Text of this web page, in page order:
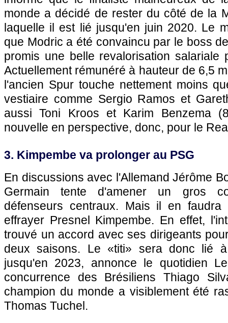
monde a décidé de rester du côté de la
laquelle il est lié jusqu'en juin 2020. Le
que Modric a été convaincu par le boss
promis une belle revalorisation salariale
Actuellement rémunéré à hauteur de 6,5
l'ancien Spur touche nettement moins
vestiaire comme Sergio Ramos et
aussi Toni Kroos et Karim Benzema
nouvelle en perspective, donc, pour le
3. Kimpembe va prolonger au PSG
En discussions avec l'Allemand Jérôme
Germain tente d'amener un gros
défenseurs centraux. Mais il en faudra
effrayer Presnel Kimpembe. En effet,
trouvé un accord avec ses dirigeants
deux saisons. Le «titi» sera donc lié
jusqu'en 2023, annonce le quotidien
concurrence des Brésiliens Thiago
champion du monde a visiblement été
Thomas Tuchel.